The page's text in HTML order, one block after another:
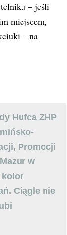
– jeśli
miejscem,
– na
Hufca ZHP
Promocji
w
kolor
Ciągle nie